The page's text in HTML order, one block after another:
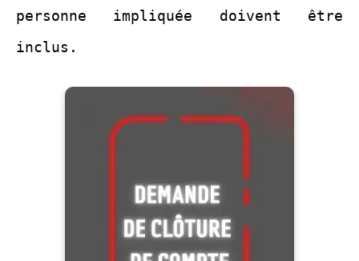
personne impliquée doivent être
inclus.